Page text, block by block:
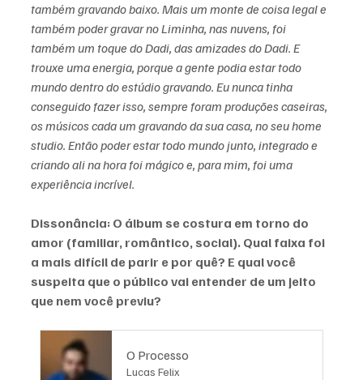
também gravando baixo. Mais um monte de coisa legal e
também poder gravar no Liminha, nas nuvens, foi
também um toque do Dadi, das amizades do Dadi. E
trouxe uma energia, porque a gente podia estar todo
mundo dentro do estúdio gravando. Eu nunca tinha
conseguido fazer isso, sempre foram produções caseiras,
os músicos cada um gravando da sua casa, no seu home
studio. Então poder estar todo mundo junto, integrado e
criando ali na hora foi mágico e, para mim, foi uma
experiência incrível.
Dissonância: O álbum se costura em torno do
amor (familiar, romântico, social). Qual faixa foi
a mais difícil de parir e por quê? E qual você
suspeita que o público vai entender de um jeito
que nem você previu?
O Processo
Lucas Felix